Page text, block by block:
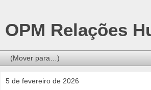
OPM Relações
5 de fevereiro de 2026